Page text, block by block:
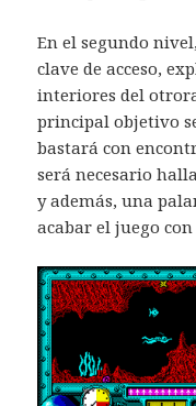
En el segundo
clave de acceso,
interiores del
principal objetivo
bastará con
será necesario
y además, una
acabar el juego